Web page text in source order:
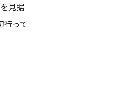
見据
行って